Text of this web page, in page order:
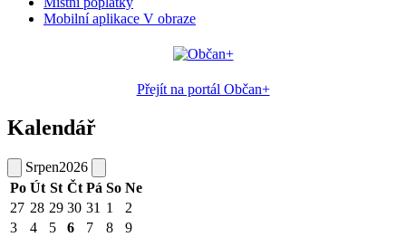
Mobilní aplikace V obraze
Přejít na portál Občan+
Kalendář
Srpen2026
Po Út St Čt Pá So Ne
27 28 29 30 31 1
2
3
4 5 6 7 8
9